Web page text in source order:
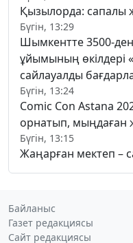
Қызылорда: сапалы
Бүгін, 13:29
Шымкентте 3500-
ұйымының өкілдері
сайлауалды
Бүгін, 13:24
Comic Con Astana
орнатып, мыңдаған
Бүгін, 13:15
Жаңарған мектеп –
Байланыс
Газет редакциясы
Сайт редакциясы